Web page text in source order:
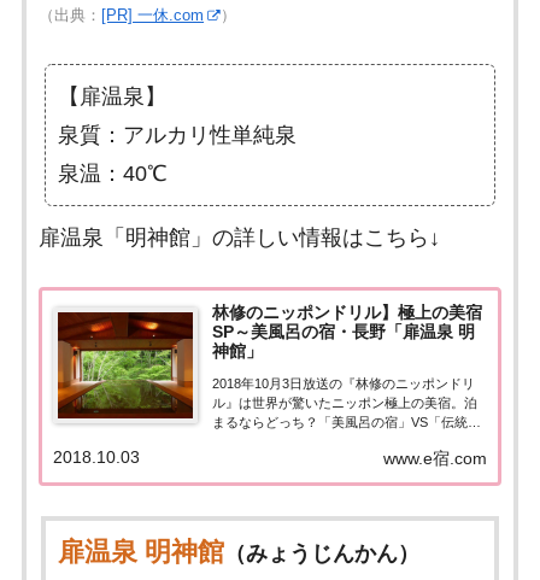
（出典： [PR] 一休.com ）
【扉温泉】
泉質：アルカリ性単純泉
泉温：40℃
扉温泉「明神館」の詳しい情報はこちら↓
林修のニッポンドリル】極上の美宿
SP～美風呂の宿・長野「扉温泉 明
神館」
2018年10月3日放送の『林修のニッポンドリ
ル』は世界が驚いたニッポン極上の美宿。泊
まるならどっち？「美風呂の宿」VS「伝統工
のページでは美風呂の宿・長野県の「扉温泉
明神館」について紹介します！詳しい情報は
www.e宿.com
2018.10.03
扉温泉 明神館 （みょうじんかん）